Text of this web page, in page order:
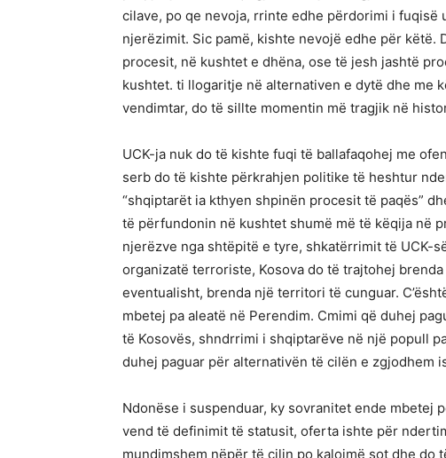
cilave, po qe nevoja, rrinte edhe përdorimi i fuqisë
njerëzimit. Sic pamë, kishte nevojë edhe për këtë.
procesit, në kushtet e dhëna, ose të jesh jashtë
kushtet. ti llogaritje në alternativen e dytë dhe me
vendimtar, do të sillte momentin më tragjik në
UCK-ja nuk do të kishte fuqi të ballafaqohej me
serb do të kishte përkrahjen politike të heshtur
“shqiptarët ia kthyen shpinën procesit të paqës”
të përfundonin në kushtet shumë më të këqija në
njerëzve nga shtëpitë e tyre, shkatërrimit të UCK-
organizatë terroriste, Kosova do të trajtohej
eventualisht, brenda një territori të cunguar.
mbetej pa aleatë në Perendim. Cmimi që duhej
të Kosovës, shndrrimi i shqiptarëve në një popull
duhej paguar për alternativën të cilën e zgjodhem
Ndonëse i suspenduar, ky sovranitet ende mbetej
vend të definimit të statusit, oferta ishte për
mundimshem nëpër të cilin po kalojmë sot dhe do